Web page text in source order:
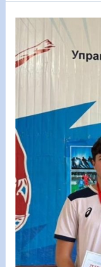
Кыргыз
Республикасынын
“Алтын